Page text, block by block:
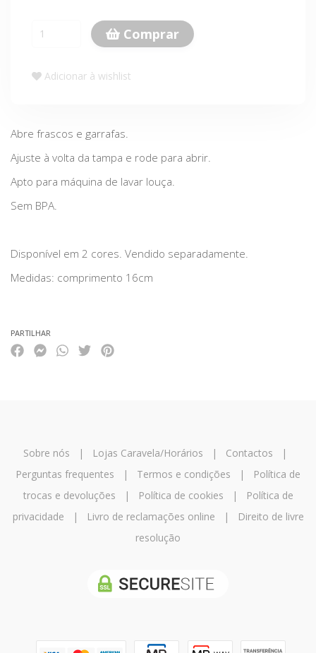
Comprar
Adicionar à wishlist
Abre frascos e garrafas.
Ajuste à volta da tampa e rode para abrir.
Apto para máquina de lavar louça.
Sem BPA.
Disponível em 2 cores. Vendido separadamente.
Medidas: comprimento 16cm
PARTILHAR
Sobre nós | Lojas Caravela/Horários | Contactos |
Perguntas frequentes | Termos e condições |
Política de
trocas e devoluções | Política de cookies |
Política de
privacidade | Livro de reclamações online |
Direito de livre
resolução